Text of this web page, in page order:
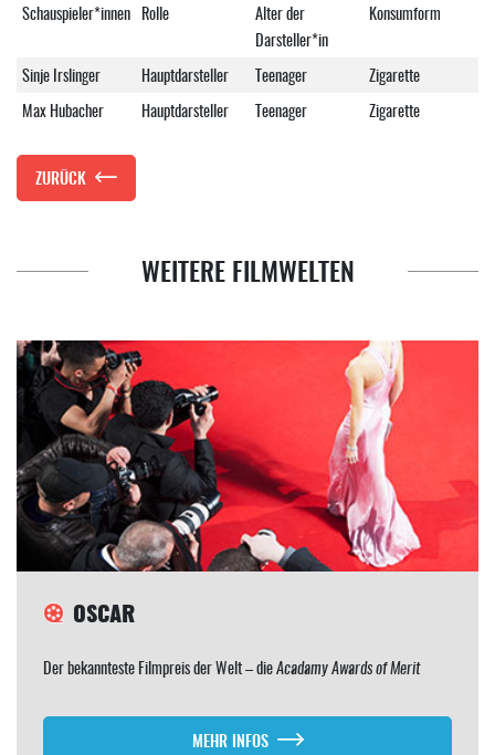
Schauspieler*innen Rolle
Alter der
Darsteller*in
Konsumform
Sinje Irslinger Hauptdarsteller Teenager
Zigarette
Max Hubacher
Hauptdarsteller Teenager Zigarette
ZURÜCK
WEITERE FILMWELTEN
OSCAR
Der bekannteste Filmpreis der Welt – dieAcadamy Awards of Merit
MEHR INFOS